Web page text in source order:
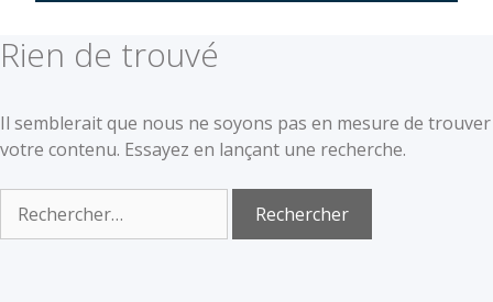
Rien de trouvé
Il semblerait que nous ne soyons pas en mesure de trouver
votre contenu. Essayez en lançant une recherche.